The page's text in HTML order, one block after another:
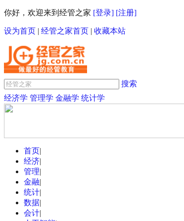
你好，欢迎来到经管之家 [登录] [注册]
设为首页 | 经管之家首页 | 收藏本站
搜索
经济学 管理学 金融学 统计学
首页|
经济|
管理|
金融|
统计|
数据|
会计|